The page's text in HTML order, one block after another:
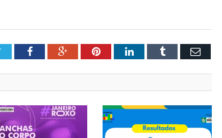
TwitterFacebookGoogle+PinterestLinkedInTumblr Email